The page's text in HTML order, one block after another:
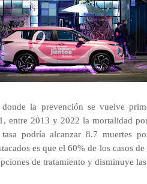
la prevención se vuelve
entre 2013 y 2022 la mortalidad
podría alcanzar 8.7 muertes
es que el 60% de los casos
de tratamiento y disminuye